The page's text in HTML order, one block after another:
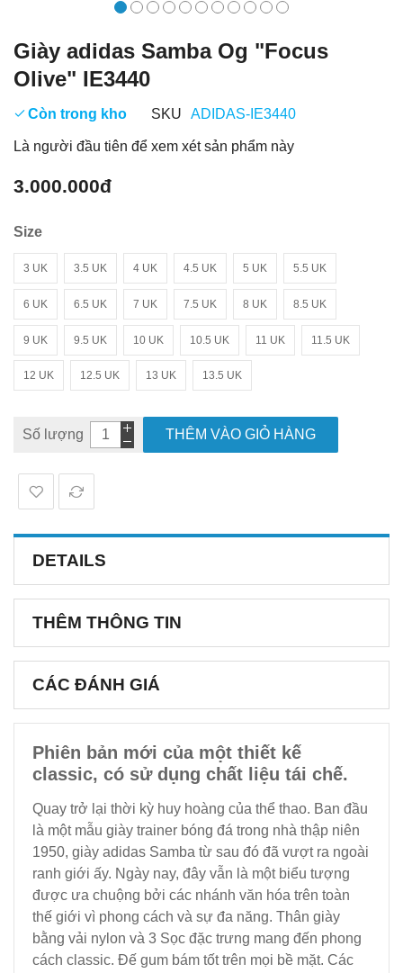
Giày adidas Samba Og "Focus
Olive" IE3440
Còn trong kho SKU ADIDAS-IE3440
Là người đầu tiên để xem xét sản phẩm này
3.000.000đ
Size
3 UK 3.5 UK 4 UK 4.5 UK 5 UK 5.5 UK
6 UK 6.5 UK 7 UK 7.5 UK 8 UK 8.5 UK
9 UK 9.5 UK 10 UK 10.5 UK 11 UK 11.5 UK
12 UK 12.5 UK 13 UK 13.5 UK
Số lượng THÊM VÀO GIỎ HÀNG
DETAILS
THÊM THÔNG TIN
CÁC ĐÁNH GIÁ
Phiên bản mới của một thiết kế
classic, có sử dụng chất liệu tái chế.
Quay trở lại thời kỳ huy hoàng của thể thao. Ban đầu
là một mẫu giày trainer bóng đá trong nhà thập niên
1950, giày adidas Samba từ sau đó đã vượt ra ngoài
ranh giới ấy. Ngày nay, đây vẫn là một biểu tượng
được ưa chuộng bởi các nhánh văn hóa trên toàn
thế giới vì phong cách và sự đa năng. Thân giày
bằng vải nylon và 3 Sọc đặc trưng mang đến phong
cách classic. Đế gum bám tốt trên mọi bề mặt. Các